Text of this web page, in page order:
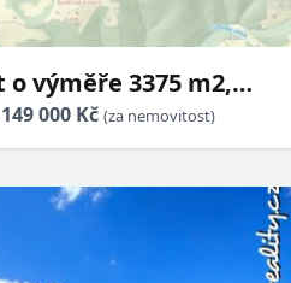
výměře 3375 m2,
území Valašská
149 000 Kč (za nemovitost)